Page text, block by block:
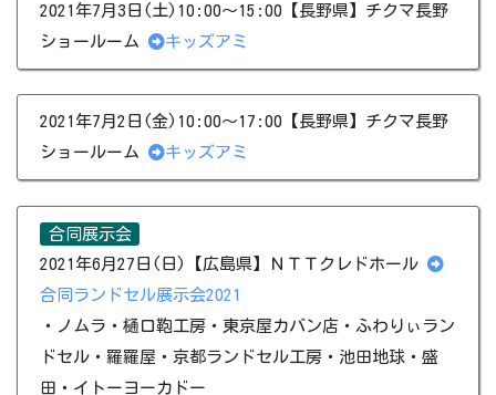
2021年7月3日(土)10:00～15:00【長野県】チクマ長野
ショールーム
キッズアミ
2021年7月2日(金)10:00～17:00【長野県】チクマ長野
ショールーム
キッズアミ
合同展示会
2021年6月27日(日)【広島県】ＮＴＴクレドホール
合同ランドセル展示会2021
​​​・ノムラ・樋口鞄工房・東京屋カバン店・ふわりぃラン
ドセル・羅羅屋・京都ランドセル工房・​池田地球​・盛
田・イトーヨーカドー